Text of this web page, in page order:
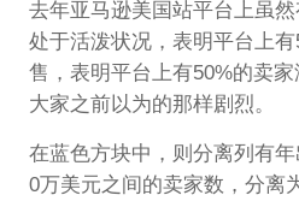
去年亚马逊美国站平台上虽
处于活泼状况，表明平台上
售，表明平台上有50%的卖
大家之前以为的那样剧烈。
在蓝色方块中，则分离列有
0万美元之间的卖家数，分离